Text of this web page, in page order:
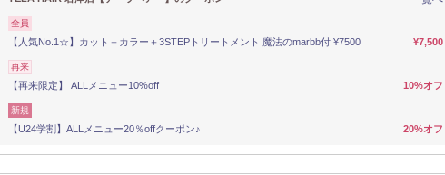
全員
【人気No.1☆】カット＋カラー＋3STEPトリートメント 魔法のmarbb付 ¥7500 ¥7,500
再来
【再来限定】 ALLメニュー10%off 10%オフ
新規
【U24学割】ALLメニュー20％offクーポン♪ 20%オフ